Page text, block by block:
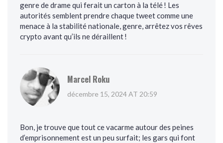
genre de drame qui ferait un carton à la télé ! Les
autorités semblent prendre chaque tweet comme une
menace à la stabilité nationale, genre, arrêtez vos rêves
crypto avant qu’ils ne déraillent !
Marcel Roku
décembre 15, 2024 AT 20:59
Bon, je trouve que tout ce vacarme autour des peines
d’emprisonnement est un peu surfait; les gars qui font